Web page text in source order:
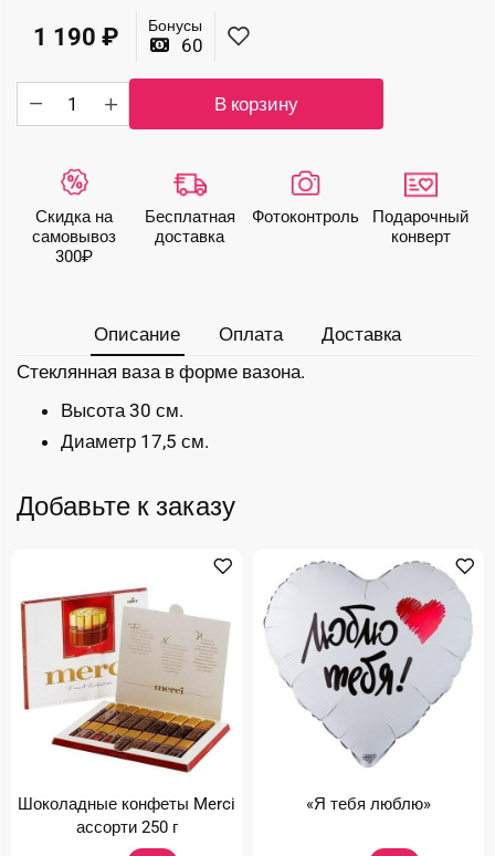
1 190 ₽ Бонусы
60
Количество
товара
В корзину
Скидка на
самовывоз
300₽
Бесплатная
доставка
Фото­контроль
Подарочный
конверт
Описание Оплата
Доставка
Стеклянная ваза в форме вазона.
Высота 30 см.
Диаметр 17,5 см.
Добавьте к заказу
Шоколадные конфеты Merci
ассорти 250 г
«Я тебя люблю»